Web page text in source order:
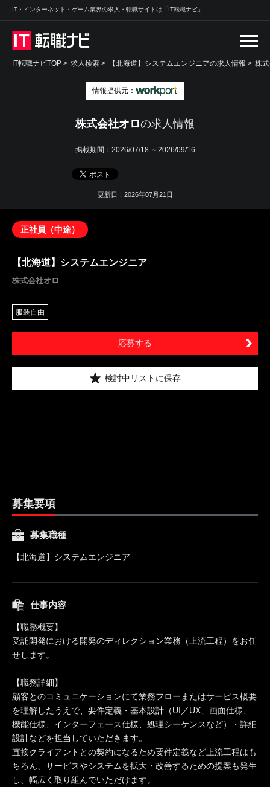
IT・インターネット・ゲーム業界の求人・転職サイトは「IT転職ナビ」
IT転職ナビTOP > 求人検索 > 【北海道】システムエンジニアの求人情報 > 株
情報提供元：
株式会社オロの求人情報
掲載期間： 2026/07/18 ～2026/09/16
更新日：2026年07月21日
正社員（中途）
【北海道】システムエンジニア
株式会社オロ
服装自由
応募する
検討中リストに保存
募集要項
募集職種
【北海道】システムエンジニア
仕事内容
【職務概要】
受託開発における開発のディレクション業務（上流工程）をお任
せします。
【職務詳細】
顧客とのコミュニケーションにて業務フローまたはサービス概要
を理解したうえで、要件定義・基本設計（UI／UX、画面仕様、
機能仕様、インターフェース仕様、処理シーケンスなど）・詳細
設計などを担当していただきます。
直接クライアントとの契約になるため要件定義など上流工程はも
ちろん、サービスやシステムを拡大・改善するための提案も発生
し、幅広く取り組んでいただけます。